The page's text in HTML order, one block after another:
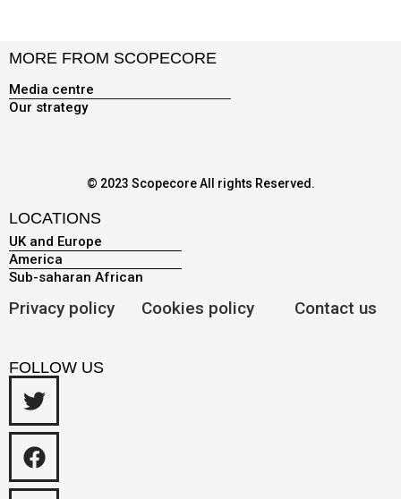
MORE FROM SCOPECORE
Media centre
Our strategy
© 2023 Scopecore All rights Reserved.
LOCATIONS
UK and Europe
America
Sub-saharan African
Privacy policy Cookies policy Contact us
FOLLOW US